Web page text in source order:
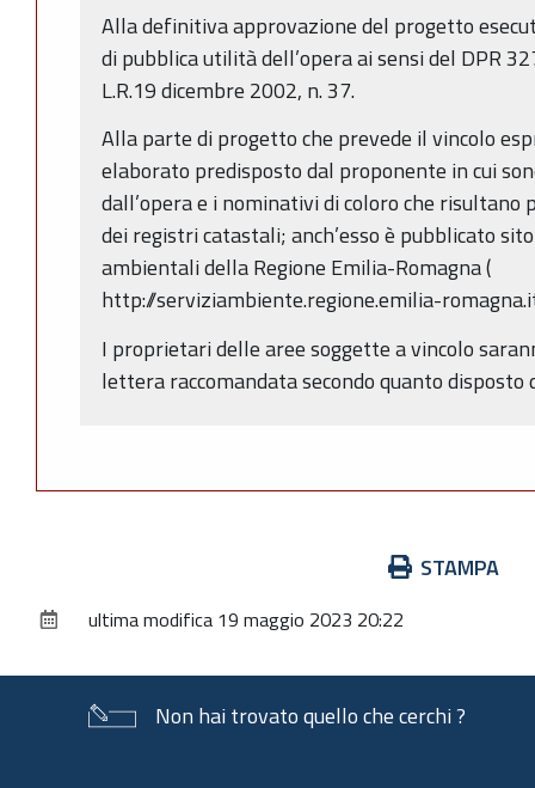
Alla definitiva approvazione del progetto
di pubblica utilità dell’opera ai sensi del DPR
L.R.19 dicembre 2002, n. 37.
Alla parte di progetto che prevede il vincolo
elaborato predisposto dal proponente in cui
dall’opera e i nominativi di coloro che
dei registri catastali; anch’esso è pubblicato
ambientali della Regione Emilia-Romagna (
http://serviziambiente.regione.emilia-
I proprietari delle aree soggette a vincolo
lettera raccomandata secondo quanto disposto
documento
STAMPA
ultima modifica 19 maggio 2023 20:22
Non hai trovato quello che cerchi ?